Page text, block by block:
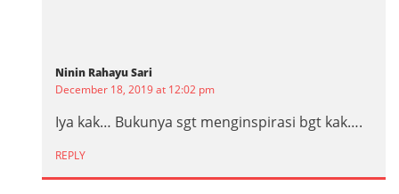
Ninin Rahayu Sari
December 18, 2019 at 12:02 pm
Iya kak… Bukunya sgt menginspirasi bgt kak….
REPLY